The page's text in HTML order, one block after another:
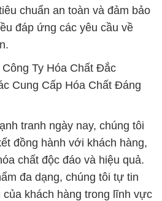
chuẩn an toàn và đảm bảo
đáp ứng các yêu cầu về
Ty Hóa Chất Đắc
Cung Cấp Hóa Chất Đáng
tranh ngày nay, chúng tôi
đồng hành với khách hàng,
chất độc đáo và hiệu quả.
đa dạng, chúng tôi tự tin
khách hàng trong lĩnh vực